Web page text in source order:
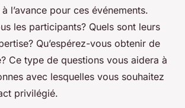
l’avance pour ces événements.
les participants? Quels sont leurs
Qu’espérez-vous obtenir de
Ce type de questions vous aidera à
avec lesquelles vous souhaitez
privilégié.